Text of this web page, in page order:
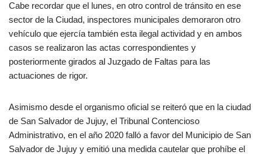
Cabe recordar que el lunes, en otro control de tránsito en ese
sector de la Ciudad, inspectores municipales demoraron otro
vehículo que ejercía también esta ilegal actividad y en ambos
casos se realizaron las actas correspondientes y
posteriormente girados al Juzgado de Faltas para las
actuaciones de rigor.
Asimismo desde el organismo oficial se reiteró que en la ciudad
de San Salvador de Jujuy, el Tribunal Contencioso
Administrativo, en el año 2020 falló a favor del Municipio de San
Salvador de Jujuy y emitió una medida cautelar que prohíbe el